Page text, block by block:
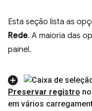
Esta seção lista as
Rede. A maioria das
painel.
Preservar registro
em vários